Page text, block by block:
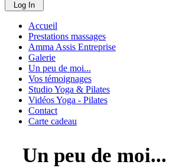
Log In
Accueil
Prestations massages
Amma Assis Entreprise
Galerie
Un peu de moi...
Vos témoignages
Studio Yoga & Pilates
Vidéos Yoga - Pilates
Contact
Carte cadeau
Un peu de moi...